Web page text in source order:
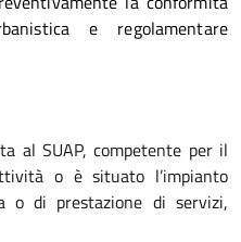
e regolamentare
al SUAP, competente per il
o è situato l’impianto
o di prestazione di servizi,